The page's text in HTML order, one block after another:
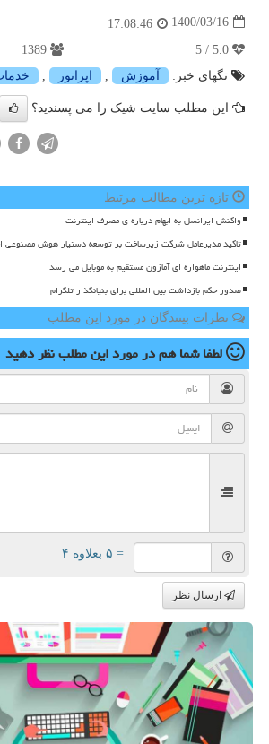
1400/03/16
17:08:46
تگهای خبر:
آموزش اپراتور
این مطلب سایت شیک را می پسندید؟
تازه ترین مطالب مرتبط
واکنش ایرانسل به ابهام درباره ی مصرف اینترنت
تاکید مدیرعامل شرکت زیرساخت بر توسعه دستیار هوش مصنوعی
اینترنت ماهواره ای آمازون مستقیم به موبایل می رسد
صدور حکم بازداشت بین المللی برای بنیانگذار تلگرام
نظرات بینندگان در مورد این مطلب
لطفا شما همدر مورد این مطلبنظر دهید
= ۵ بعلاوه ۴
ارسال نظر